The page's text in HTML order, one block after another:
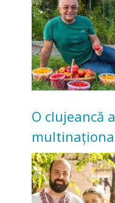
O clujeancă
Acum cultivă
bunicilor